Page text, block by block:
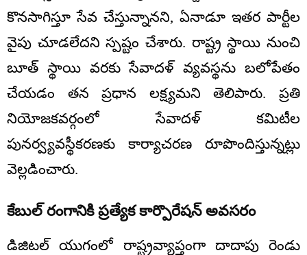
కొనసాగిస్తూ సేవ చేస్తున్నానని, ఏనాడూ ఇతర పార్టీల
వైపు చూడలేదని స్పష్టం చేశారు. రాష్ట్ర స్థాయి నుంచి
బూత్ స్థాయి వరకు సేవాదళ్ వ్యవస్థను బలోపేతం
చేయడం తన ప్రధాన లక్ష్యమని తెలిపారు. ప్రతి
నియోజకవర్గంలో సేవాదళ్ కమిటీల
పునర్వ్యవస్థీకరణకు కార్యాచరణ రూపొందిస్తున్నట్లు
వెల్లడించారు.
కేబుల్ రంగానికి ప్రత్యేక కార్పొరేషన్ అవసరం
డిజిటల్ యుగంలో రాష్ట్రవ్యాప్తంగా దాదాపు రెండు